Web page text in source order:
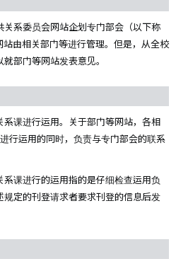
系委员会网站企划专门部会（以下称
由相关部门等进行管理。但是，从全校
部门等网站发表意见。
课进行运用。关于部门等网站，各相
行运用的同时，负责与专门部会的联系
课进行的运用指的是仔细检查运用负
定的刊登请求者要求刊登的信息后发